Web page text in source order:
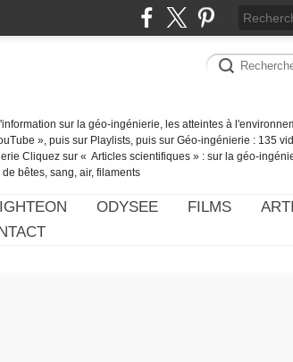
sur la géo-ingénierie, les atteintes à
», puis sur Playlists, puis sur Géo-ingénierie : 135
Cliquez sur « Articles scientifiques » : sur la géo-
bêtes, sang, air, filaments
ODYSEE FILMS